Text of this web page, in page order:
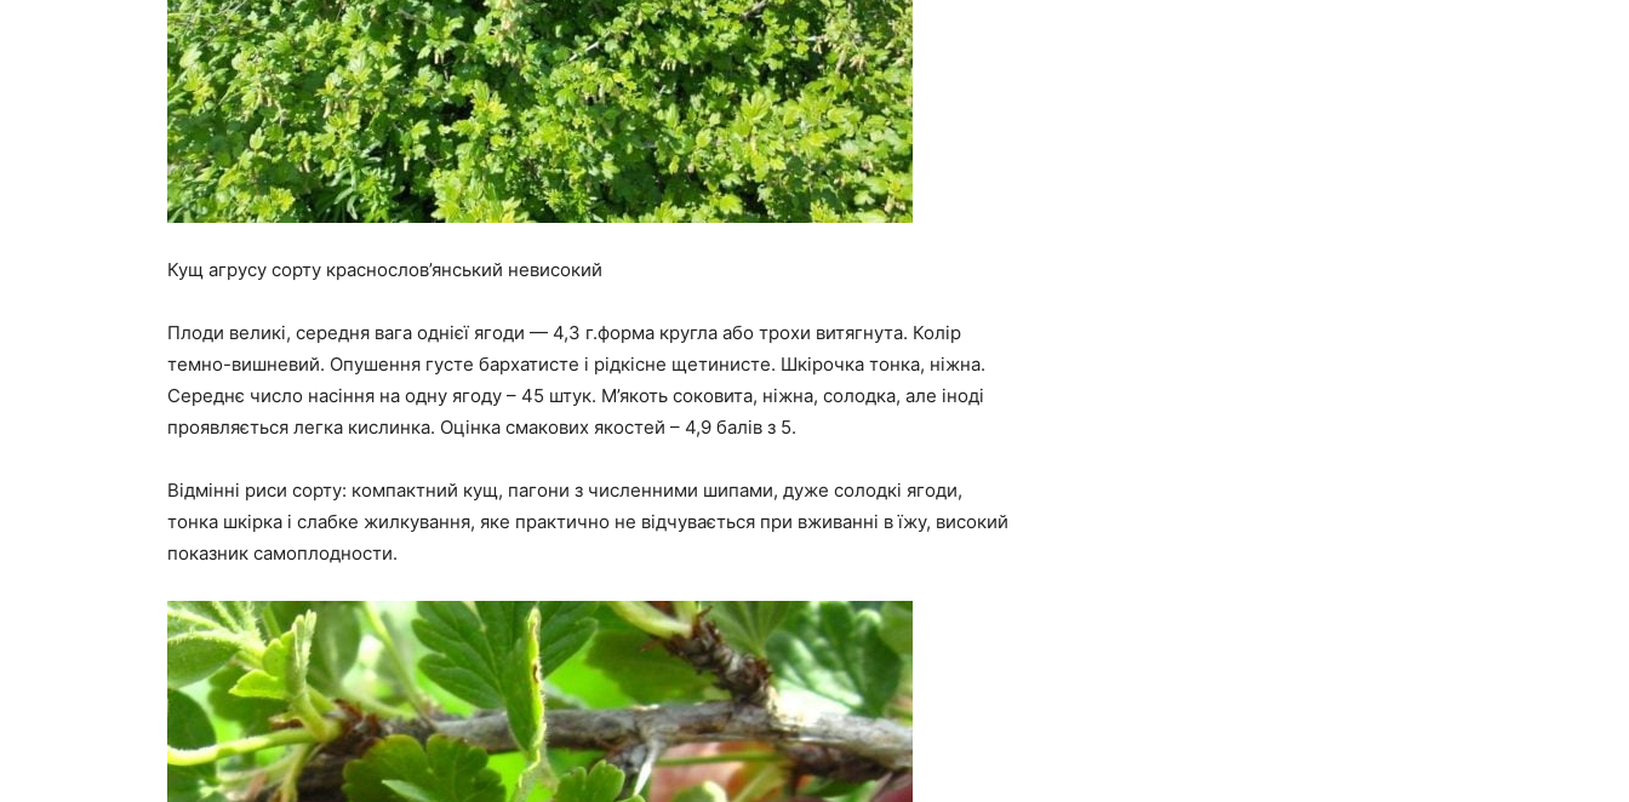
Кущ агрусу сорту краснослов’янський невисокий
Плоди великі, середня вага однієї ягоди — 4,3 г.форма кругла або трохи витягнута. Колір
темно-вишневий. Опушення густе бархатисте і рідкісне щетинисте. Шкірочка тонка, ніжна.
Середнє число насіння на одну ягоду – 45 штук. М’якоть соковита, ніжна, солодка, але іноді
проявляється легка кислинка. Оцінка смакових якостей – 4,9 балів з 5.
Відмінні риси сорту: компактний кущ, пагони з численними шипами, дуже солодкі ягоди,
тонка шкірка і слабке жилкування, яке практично не відчувається при вживанні в їжу, високий
показник самоплодности.